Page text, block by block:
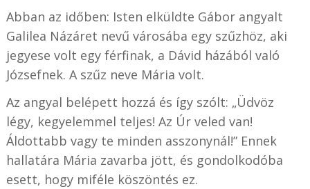
Abban az időben: Isten elküldte Gábor angyalt
Galilea Názáret nevű városába egy szűzhöz, aki
jegyese volt egy férfinak, a Dávid házából való
Józsefnek. A szűz neve Mária volt.
Az angyal belépett hozzá és így szólt: „Üdvöz
légy, kegyelemmel teljes! Az Úr veled van!
Áldottabb vagy te minden asszonynál!” Ennek
hallatára Mária zavarba jött, és gondolkodóba
esett, hogy miféle köszöntés ez.